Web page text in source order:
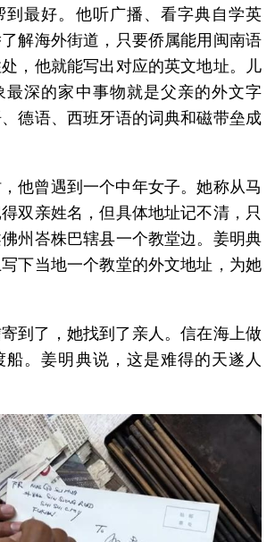
到最好。他听广播、看字典自学英
解海外街道，只要侨属能用闽南语
，他就能写出对应的英文地址。儿
最深的家中事物就是父亲的外文字
德语、西班牙语的词典和磁带垒成
他曾遇到一个中年女子。她称从马
双亲姓名，但具体地址记不清，只
州峇株巴辖县一个教堂边。姜明典
下当地一个教堂的外文地址，为她
到了，她找到了亲人。信在海上做
船。姜明典说，这是难得的天遂人